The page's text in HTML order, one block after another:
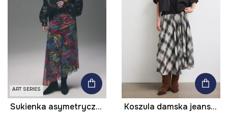
ART SERIES
Sukienka asymetryczna z kolekcji Tattoo Art by Tuan Nguyen
Koszula damska jeansowa gładka